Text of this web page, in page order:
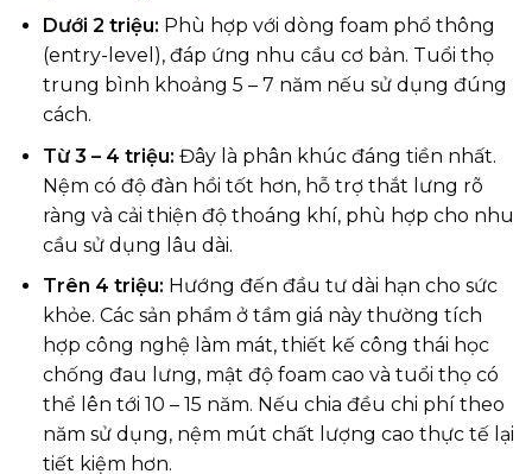
Dưới 2 triệu: Phù hợp với dòng foam phổ thông
(entry-level), đáp ứng nhu cầu cơ bản. Tuổi thọ
trung bình khoảng 5 – 7 năm nếu sử dụng đúng
cách.
Từ 3 – 4 triệu: Đây là phân khúc đáng tiền nhất.
Nệm có độ đàn hồi tốt hơn, hỗ trợ thắt lưng rõ
ràng và cải thiện độ thoáng khí, phù hợp cho nhu
cầu sử dụng lâu dài.
Trên 4 triệu: Hướng đến đầu tư dài hạn cho sức
khỏe. Các sản phẩm ở tầm giá này thường tích
hợp công nghệ làm mát, thiết kế công thái học
chống đau lưng, mật độ foam cao và tuổi thọ có
thể lên tới 10 – 15 năm. Nếu chia đều chi phí theo
năm sử dụng, nệm mút chất lượng cao thực tế lại
tiết kiệm hơn.